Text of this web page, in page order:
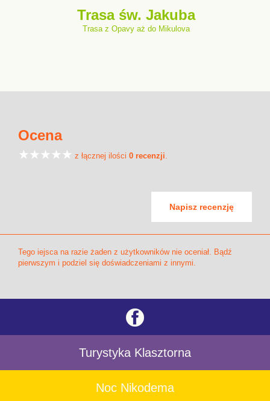
Trasa św. Jakuba
Trasa z Opavy aż do Mikulova
Ocena
z łącznej ilości 0 recenzji.
Napisz recenzję
Tego iejsca na razie żaden z użytkowników nie oceniał. Bądź
pierwszym i podziel się doświadczeniami z innymi.
Turystyka Klasztorna
Noc Nikodema